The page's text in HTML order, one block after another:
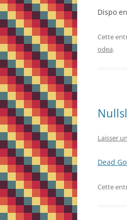
Dispo
Cette
odea.
Laisser
Dead
Cette